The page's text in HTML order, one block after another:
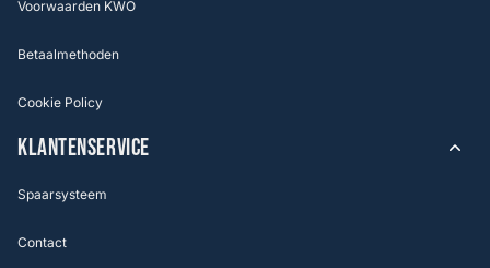
Voorwaarden KWO
Betaalmethoden
Cookie Policy
KLANTENSERVICE
Spaarsysteem
Contact